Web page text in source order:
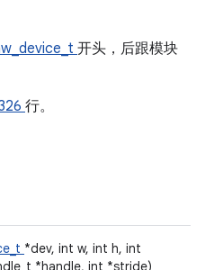
开头，后跟模块
行。
*dev, int w, int h, int
*handle, int *stride)